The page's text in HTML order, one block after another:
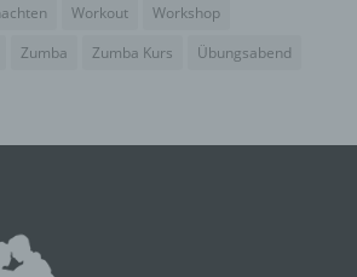
Workout
Workshop
Zumba Zumba Kurs Übungsabend
insbesondere, um Aspekte
wirtschaftlicher Lage,